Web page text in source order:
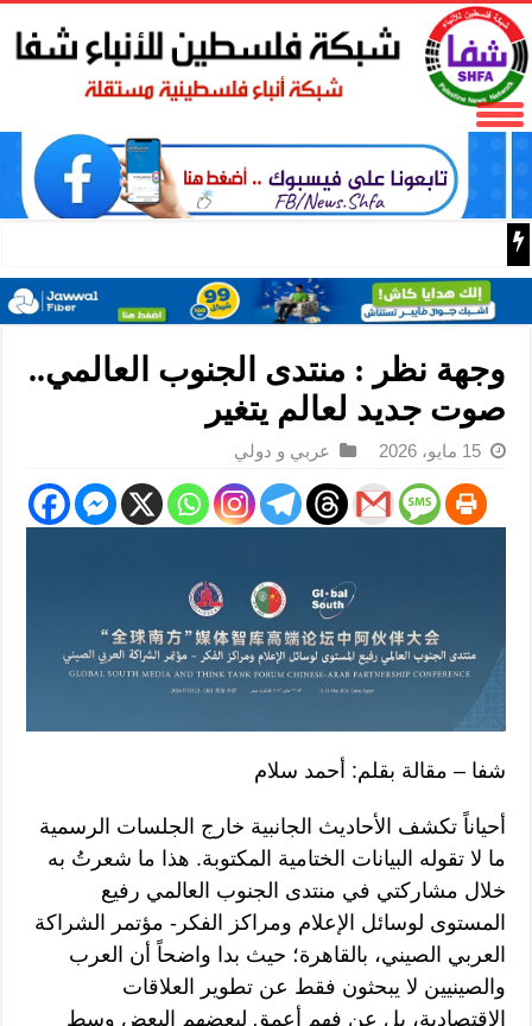
فتح تنعى المناضل نايف خويطر نائب أمين سر إقليم شرق
وجهة نظر : منتدى الجنوب العالمي..
صوت جديد لعالم يتغير
15 مايو، 2026 عربي و دولي
شفا – مقالة بقلم: أحمد سلام
أحياناً تكشف الأحاديث الجانبية خارج الجلسات الرسمية
ما لا تقوله البيانات الختامية المكتوبة. هذا ما شعرتُ به
خلال مشاركتي في منتدى الجنوب العالمي رفيع
المستوى لوسائل الإعلام ومراكز الفكر- مؤتمر الشراكة
العربي الصيني، بالقاهرة؛ حيث بدا واضحاً أن العرب
والصينيين لا يبحثون فقط عن تطوير العلاقات
الاقتصادية، بل عن فهم أعمق لبعضهم البعض وسط